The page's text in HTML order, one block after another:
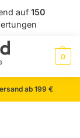
auf150
0
ab 199 €